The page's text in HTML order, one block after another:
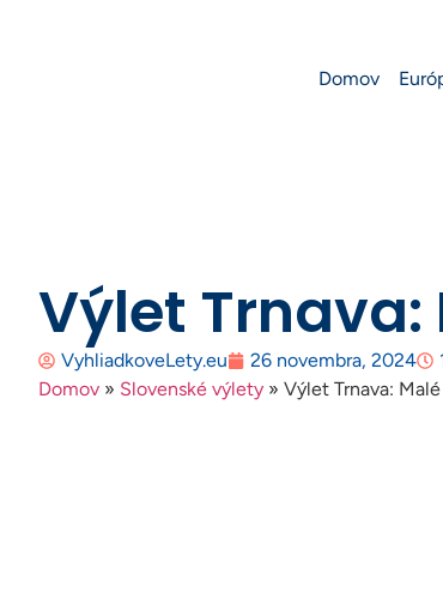
Domov
Výlet
VyhliadkoveLety.eu 26 novembra, 2024
Domov » Slovenské výlety » Výlet Trnava: